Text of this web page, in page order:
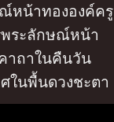
หน้าทององค์ครู
พระลักษณ์หน้า
าถาในคืนวัน
ในพื้นดวงชะตา